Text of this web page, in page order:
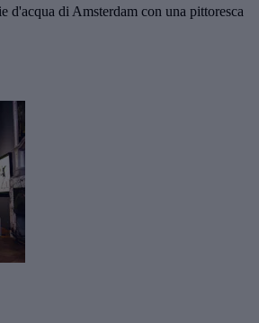
d'acqua di Amsterdam con una pittoresca